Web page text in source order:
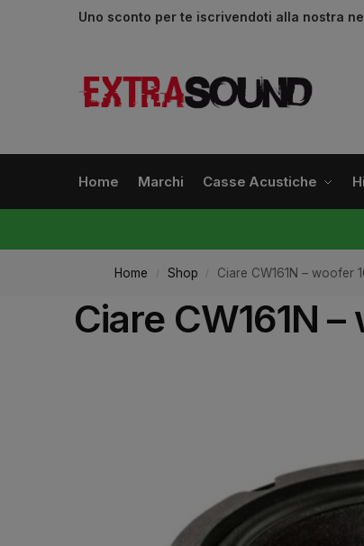
Uno sconto per te iscrivendoti alla nostra
Home Marchi Casse Acustiche
Home / Shop / Ciare CW161N – woofer
Ciare CW161N